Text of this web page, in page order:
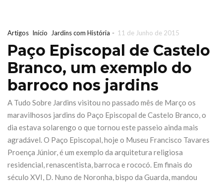
Artigos Início Jardins com História - 11 de Junho de 2015
Paço Episcopal de Castelo
Branco, um exemplo do
barroco nos jardins
A Tudo Sobre Jardins visitou no passado mês de Março os
maravilhosos jardins do Paço Episcopal de Castelo Branco, o
dia estava solarengo o que tornou este passeio ainda mais
agradável. O Paço Episcopal, hoje o Museu Francisco Tavares
Proença Júnior, é um exemplo da arquitetura religiosa
residencial, renascentista, barroca e rococó. Em finais do
século XVI, D. Nuno de Noronha, bispo da Guarda, mandou